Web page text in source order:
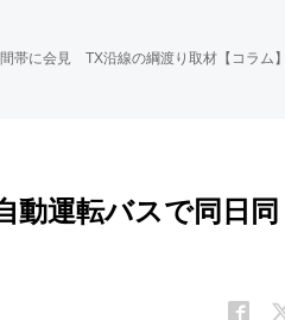
帯に会見 TX沿線の綱渡り取材【コラム
動運転バスで同日同